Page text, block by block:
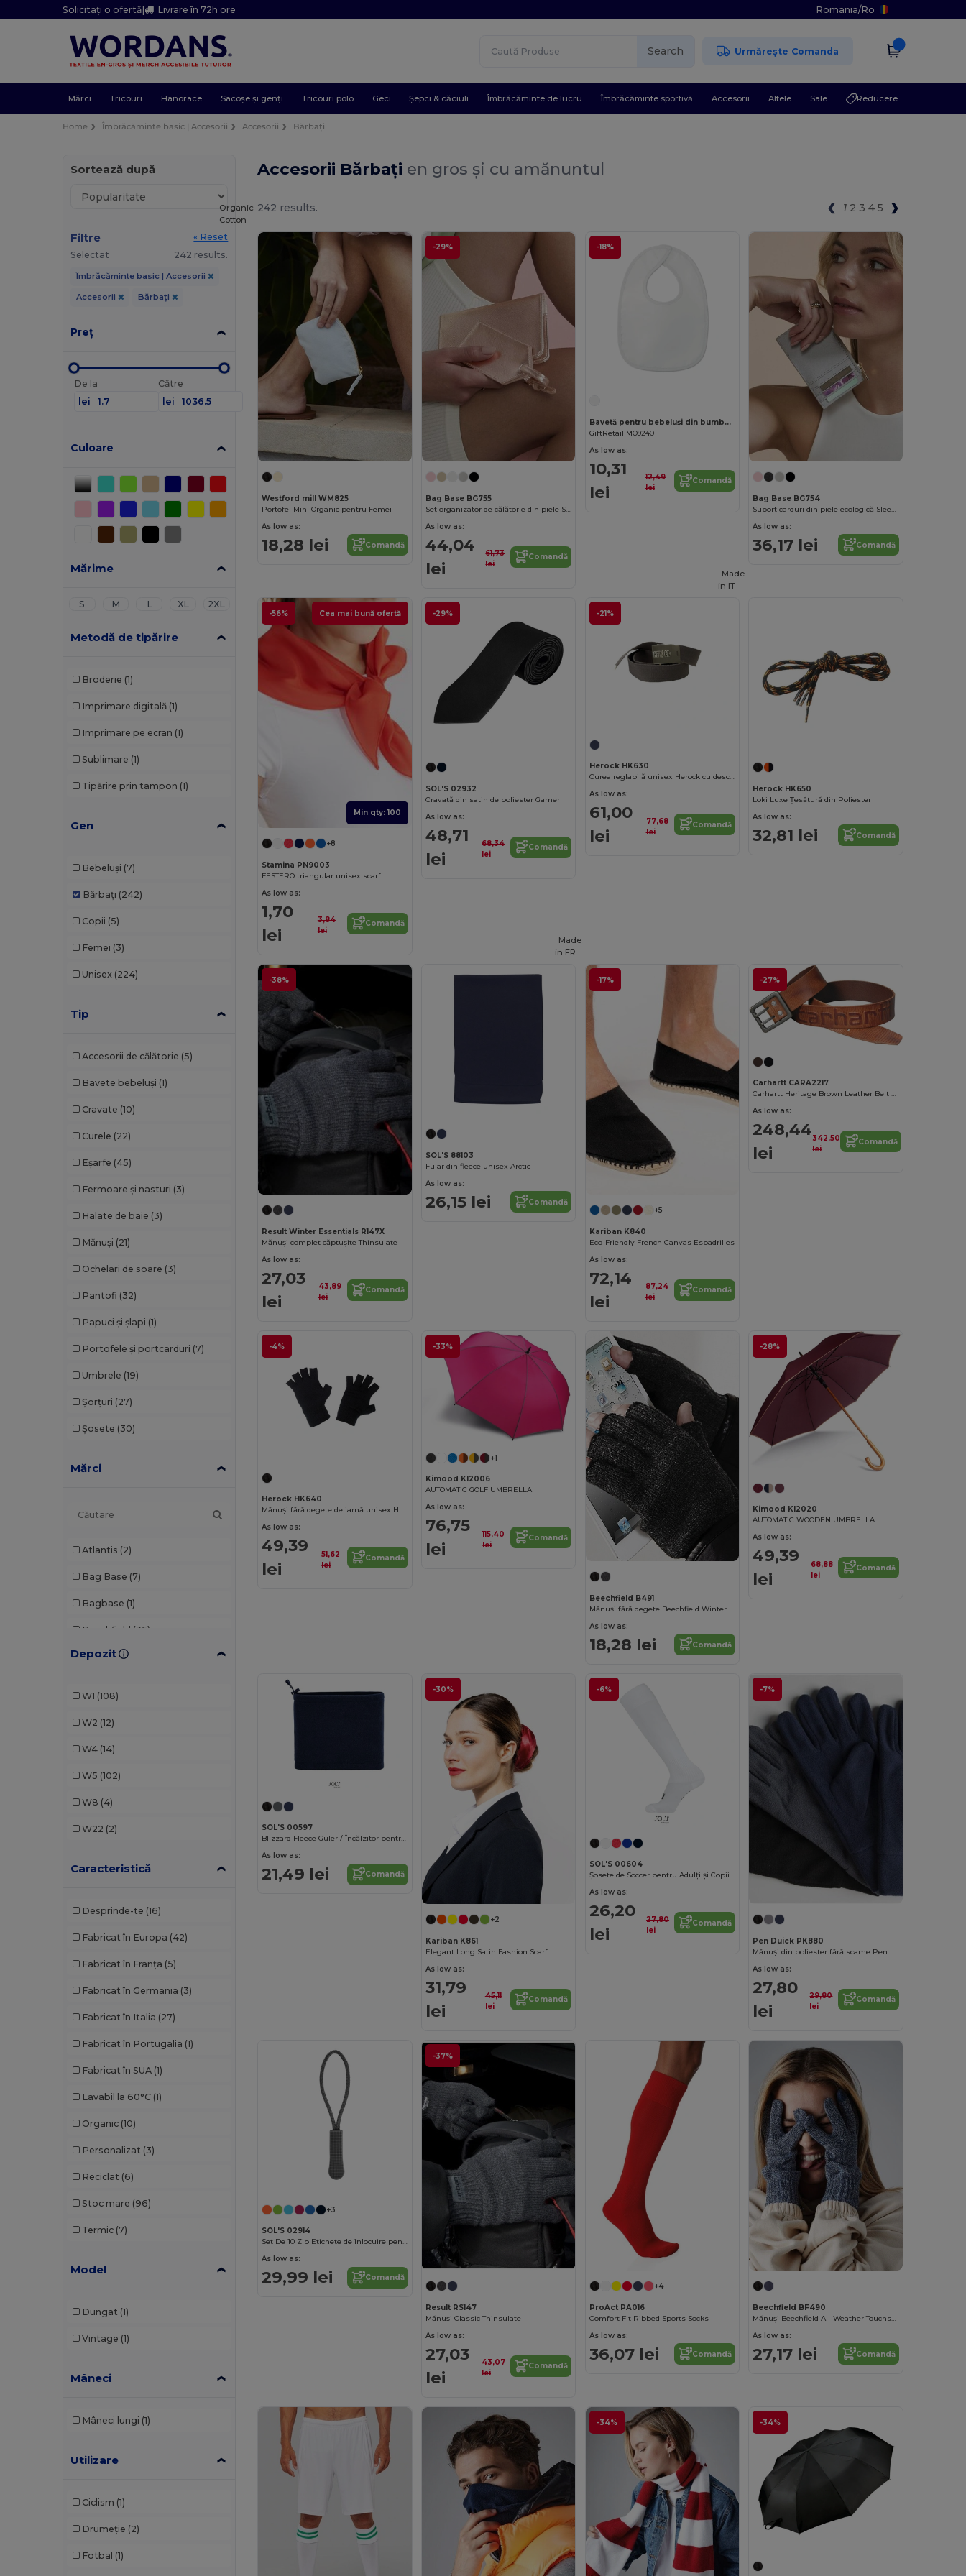
Solicitați o ofertă| Livrare în 72h ore Romania/Ro
Search Urmărește Comanda
Mărci Tricouri Hanorace Sacoșe și genți Tricouri polo Geci Șepci & căciuli Îmbrăcăminte de lucru Îmbrăcăminte sportivă Accesorii Altele Sale Reducere
Home Îmbrăcăminte basic | Accesorii Accesorii Bărbați
Sortează după
Filtre
« Reset
Selectat
242 results.
Îmbrăcăminte basic | Accesorii
Accesorii Bărbați
Preț
De la
lei
Către
lei
Culoare
Mărime
S M L XL 2XL
Metodă de tipărire
Broderie (1)
Imprimare digitală (1)
Imprimare pe ecran (1)
Sublimare (1)
Tipărire prin tampon (1)
Gen
Bebeluși (7)
Bărbați (242)
Copii (5)
Femei (3)
Unisex (224)
Tip
Accesorii de călătorie (5)
Bavete bebeluși (1)
Cravate (10)
Curele (22)
Eșarfe (45)
Fermoare și nasturi (3)
Halate de baie (3)
Mănuși (21)
Ochelari de soare (3)
Pantofi (32)
Papuci și șlapi (1)
Portofele și portcarduri (7)
Umbrele (19)
Șorțuri (27)
Șosete (30)
Mărci
Atlantis (2)
Bag Base (7)
Bagbase (1)
Beechfield (35)
Black&Match
GiftRetail (2)
Premier
Quadra (2)
Result (6)
Result Winter Essentials
Roly (7)
Roly Sport
SOL'S (8)
Stamina (6)
TIGER GRIP
Depozit
W1 (108)
W2 (12)
W4 (14)
W5 (102)
W8 (4)
W22 (2)
Caracteristică
Desprinde-te (16)
Fabricat în Europa (42)
Fabricat în Franța (5)
Fabricat în Germania (3)
Fabricat în Italia (27)
Fabricat în Portugalia (1)
Fabricat în SUA (1)
Lavabil la 60°C (1)
Organic (10)
Personalizat (3)
Reciclat (6)
Stoc mare (96)
Termic (7)
Model
Dungat (1)
Vintage (1)
Mâneci
Mâneci lungi (1)
Utilizare
Ciclism (1)
Drumeție (2)
Fotbal (1)
Accesorii Bărbați en gros și cu amănuntul
242 results. 1 2 3 4 5
Organic
Cotton
Westford mill WM825
Portofel Mini Organic pentru Femei
As low as:
18,28 lei Comandă
-29%
Bag Base BG755
Set organizator de călătorie din piele Saffiano chic
As low as:
44,04
lei
61,73
lei
Comandă
-18%
Bavetă pentru bebeluși din bumbac EPI Premium cu spate PEVA
GiftRetail MO9240
As low as:
10,31
lei
12,49
lei
Comandă
Bag Base BG754
Suport carduri din piele ecologică Sleek Secure
As low as:
36,17 lei Comandă
-56% Cea mai bună ofertă
Min qty: 100
+8
Stamina PN9003
FESTERO triangular unisex scarf
As low as:
1,70
lei
3,84
lei
Comandă
-29%
SOL'S 02932
Cravată din satin de poliester Garner
As low as:
48,71
lei
68,34
lei
Comandă
-21%
Herock HK630
Curea reglabilă unisex Herock cu deschizător de sticle
As low as:
61,00
lei
77,68
lei
Comandă
Made
in IT
Herock HK650
Loki Luxe Țesătură din Poliester
As low as:
32,81 lei Comandă
-38%
Result Winter Essentials R147X
Mănuși complet căptușite Thinsulate
As low as:
27,03
lei
43,89
lei
Comandă
SOL'S 88103
Fular din fleece unisex Arctic
As low as:
26,15 lei Comandă
-17%
Made
in FR
+5
Kariban K840
Eco-Friendly French Canvas Espadrilles
As low as:
72,14
lei
87,24
lei
Comandă
-27%
Carhartt CARA2217
Carhartt Heritage Brown Leather Belt with Double Prong Buckle
As low as:
248,44
lei
342,50
lei
Comandă
-4%
Herock HK640
Mănuși fără degete de iarnă unisex Herock
As low as:
49,39
lei
51,62
lei
Comandă
-33%
+1
Kimood KI2006
AUTOMATIC GOLF UMBRELLA
As low as:
76,75
lei
115,40
lei
Comandă
Beechfield B491
Mănuși fără degete Beechfield Winter Tech-Friendly
As low as:
18,28 lei Comandă
-28%
Kimood KI2020
AUTOMATIC WOODEN UMBRELLA
As low as:
49,39
lei
68,88
lei
Comandă
SOL'S 00597
Blizzard Fleece Guler / Încălzitor pentru Cap
As low as:
21,49 lei Comandă
-30%
+2
Kariban K861
Elegant Long Satin Fashion Scarf
As low as:
31,79
lei
45,11
lei
Comandă
-6%
SOL'S 00604
Șosete de Soccer pentru Adulți și Copii
As low as:
26,20
lei
27,80
lei
Comandă
-7%
Pen Duick PK880
Mănuși din poliester fără scame Pen Duick
As low as:
27,80
lei
29,80
lei
Comandă
+3
SOL'S 02914
Set De 10 Zip Etichete de înlocuire pentru fermoar
As low as:
29,99 lei Comandă
-37%
Result RS147
Mănuși Classic Thinsulate
As low as:
27,03
lei
43,07
lei
Comandă
+4
ProAct PA016
Comfort Fit Ribbed Sports Socks
As low as:
36,07 lei Comandă
Beechfield BF490
Mănuși Beechfield All-Weather Touchscreen pentru toate vârstele
As low as:
27,17 lei Comandă
-34% -34%